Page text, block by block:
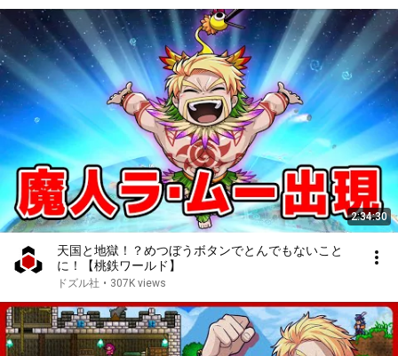
2:34:30
天国と地獄！？めつぼうボタンでとんでもないこと
に！【桃鉄ワールド】
ドズル社 • 307K views